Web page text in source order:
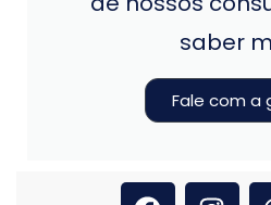
saber
Fale com a